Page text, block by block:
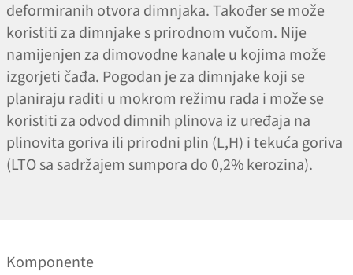
deformiranih otvora dimnjaka. Također se može
koristiti za dimnjake s prirodnom vučom. Nije
namijenjen za dimovodne kanale u kojima može
izgorjeti čađa. Pogodan je za dimnjake koji se
planiraju raditi u mokrom režimu rada i može se
koristiti za odvod dimnih plinova iz uređaja na
plinovita goriva ili prirodni plin (L,H) i tekuća goriva
(LTO sa sadržajem sumpora do 0,2% kerozina).
Komponente